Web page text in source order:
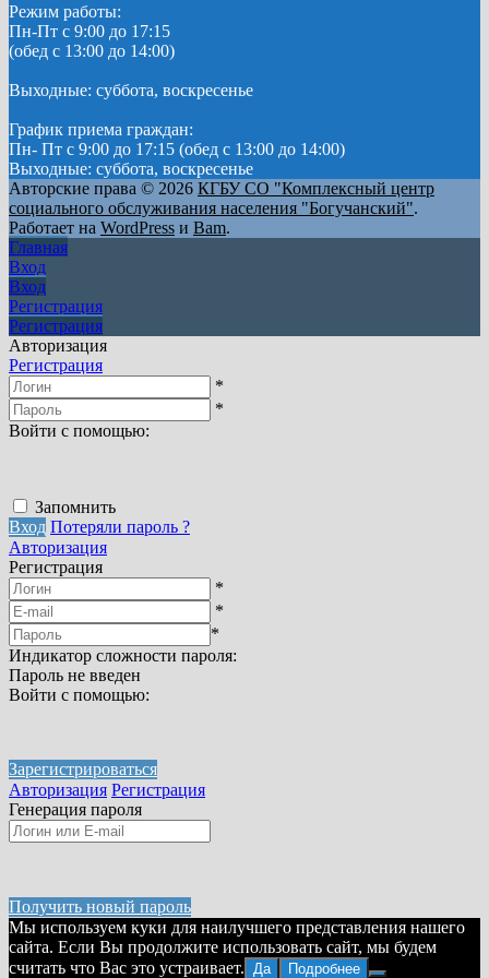
Режим работы:
Пн-Пт с 9:00 до 17:15
(обед с 13:00 до 14:00)
Выходные: суббота, воскресенье
График приема граждан:
Пн- Пт с 9:00 до 17:15 (обед с 13:00 до 14:00)
Выходные: суббота, воскресенье
Авторские права © 2026 КГБУ СО "Комплексный центр
социального обслуживания населения "Богучанский".
Работает на WordPress и Bam.
Главная
Вход
Вход
Регистрация
Регистрация
Авторизация
Регистрация
*
*
Войти с помощью:
Запомнить
Вход Потеряли пароль ?
Авторизация
Регистрация
*
*
*
Индикатор сложности пароля:
Пароль не введен
Войти с помощью:
Зарегистрироваться
Авторизация Регистрация
Генерация пароля
Получить новый пароль
Мы используем куки для наилучшего представления нашего
сайта. Если Вы продолжите использовать сайт, мы будем
считать что Вас это устраивает.
Да Подробнее